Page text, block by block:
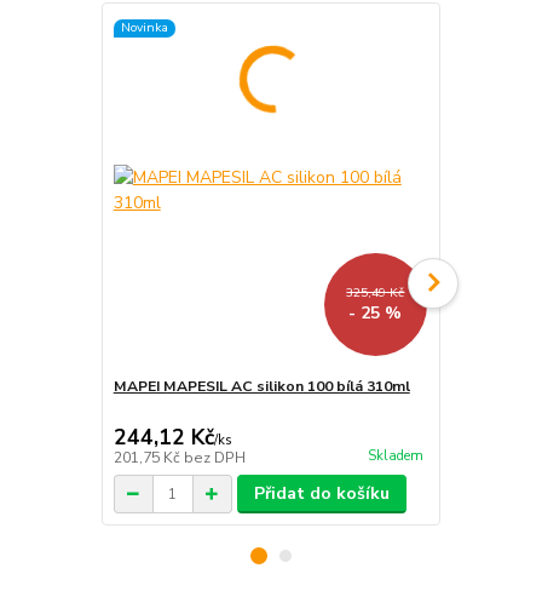
Novinka
325,49 Kč
- 25 %
MAPEI MAPESIL AC silikon 100 bílá 310ml
244,12 Kč/ks
201,75 Kč bez DPH Skladem
Přidat do košíku